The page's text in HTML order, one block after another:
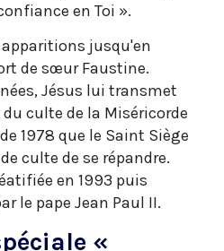
en Toi ».
jusqu'en
de sœur Faustine.
Jésus lui transmet
culte de la Miséricorde
1978 que le Saint Siège
culte de se répandre.
en 1993 puis
le pape Jean Paul II.
«